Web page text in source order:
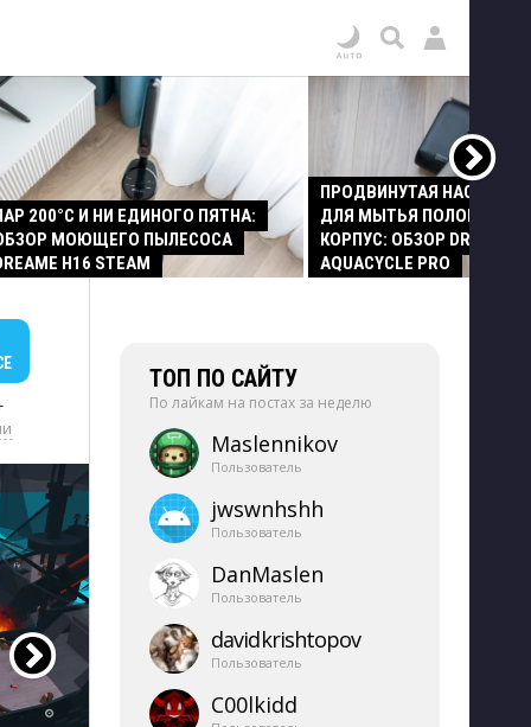
200°C И НИ ЕДИНОГО ПЯТНА:
МОЮЩЕГО ПЫЛЕСОСА
H16 STEAM
ПРОДВИНУТАЯ НАСАДКА
ДЛЯ МЫТЬЯ ПОЛОВ И
КОРПУС: ОБЗОР DREAME
AQUACYCLE PRO
ТОП ПО САЙТУ
По лайкам на постах за неделю
Maslennikov
Пользователь
jwswnhshh
Пользователь
DanMaslen
Пользователь
davidkrishtopov
Пользователь
C00lkidd